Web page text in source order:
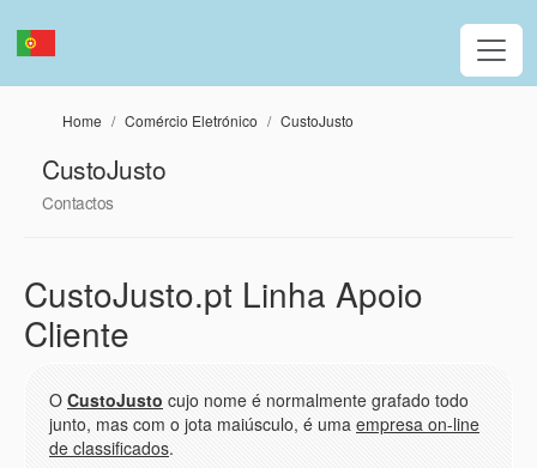
Home Comércio Eletrónico CustoJusto
CustoJusto
Contactos
CustoJusto.pt Linha Apoio
Cliente
O CustoJusto cujo nome é normalmente grafado todo
junto, mas com o jota maiúsculo, é uma empresa on-line
de classificados.